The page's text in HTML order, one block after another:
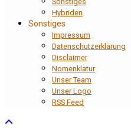
Hybriden
Sonstiges
Impressum
Datenschutzerklärung
Disclaimer
Nomenklatur
Unser Team
Unser Logo
RSS Feed